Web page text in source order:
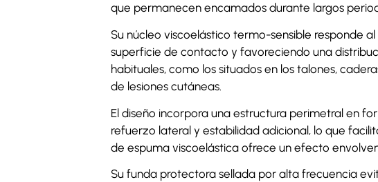
que permanecen encamados durante largos
Su núcleo viscoelástico termo-sensible responde
superficie de contacto y favoreciendo una
habituales, como los situados en los talones,
de lesiones cutáneas.
El diseño incorpora una estructura perimetral en
refuerzo lateral y estabilidad adicional, lo que
de espuma viscoelástica ofrece un efecto
Su funda protectora sellada por alta frecuencia